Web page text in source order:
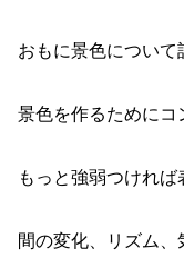
おもに景色について
景色を作るためにコ
もっと強弱つければ
間の変化、リズム